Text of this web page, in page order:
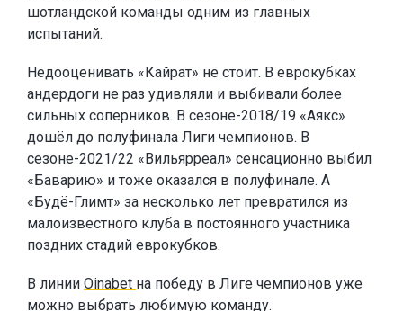
шотландской команды одним из главных
испытаний.
Недооценивать «Кайрат» не стоит. В еврокубках
андердоги не раз удивляли и выбивали более
сильных соперников. В сезоне-2018/19 «Аякс»
дошёл до полуфинала Лиги чемпионов. В
сезоне-2021/22 «Вильярреал» сенсационно выбил
«Баварию» и тоже оказался в полуфинале. А
«Будё-Глимт» за несколько лет превратился из
малоизвестного клуба в постоянного участника
поздних стадий еврокубков.
В линии Oinabet на победу в Лиге чемпионов уже
можно выбрать любимую команду.